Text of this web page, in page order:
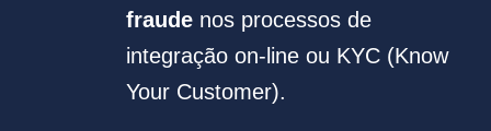
fraudenos processos de
integração on-line ou KYC (Know
Your Customer).